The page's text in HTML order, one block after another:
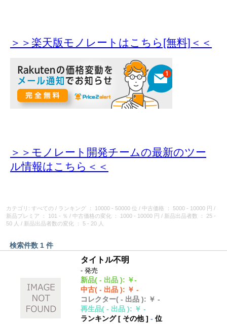
＞＞楽天版モノレートはこちら[無料]＜＜
＞＞モノレート開発チームの最新のツー
ル情報はこちら＜＜
カテゴリ: すべての / ランキング ： 10000 - 50000 位 / 中古価格 ： 5000 - 10000 円
/
新品プレミア
： 101 - ％ / 中古価格の変化 ： 1000 - 10000 円 / 新品出品者数
： 25 -
50 人 / 新品出品者数の変化 ： 5 - 20 人
検索件数 1 件
タイトル不明
- 発売
新品( - 出品 ): ￥-
中古( - 出品 ): ￥ -
コレクター( - 出品 ): ￥ -
再生品( - 出品 ): ￥ -
ランキング [ その他]- 位